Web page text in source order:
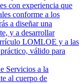
con experiencia que
conforme a los
a diseñar una
y a desarrollar
LOMLOE y a las
válido para
Servicios a la
al cuerpo de